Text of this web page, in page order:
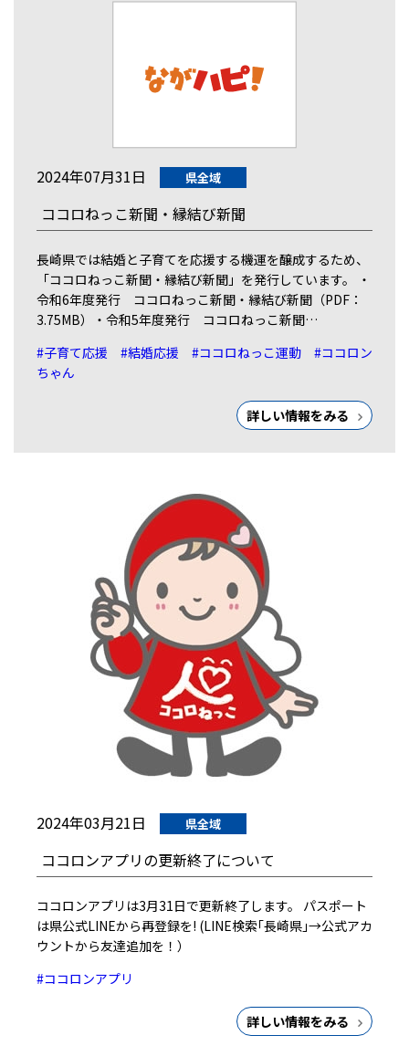
2024年07月31日 県全域
ココロねっこ新聞・縁結び新聞
長崎県では結婚と子育てを応援する機運を醸成するため、
「ココロねっこ新聞・縁結び新聞」を発行しています。 ・
令和6年度発行 ココロねっこ新聞・縁結び新聞（PDF：
3.75MB）・令和5年度発行 ココロねっこ新聞…
#子育て応援
#結婚応援 #ココロねっこ運動
#ココロン
ちゃん
詳しい情報をみる
2024年03月21日 県全域
ココロンアプリの更新終了について
ココロンアプリは3月31日で更新終了します。 パスポート
は県公式LINEから再登録を! (LINE検索｢長崎県｣→公式アカ
ウントから友達追加を！）
#ココロンアプリ
詳しい情報をみる